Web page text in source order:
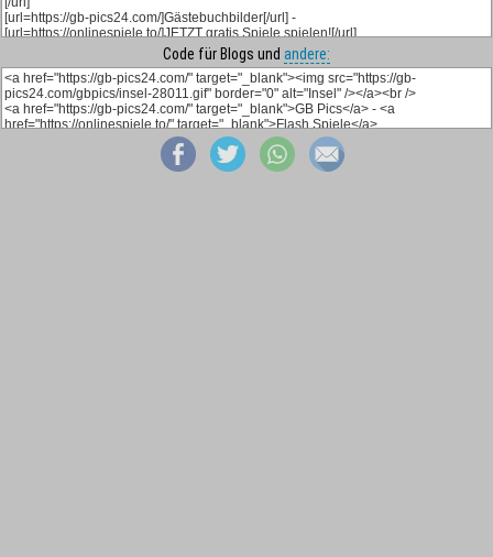
Code für Blogs und andere: